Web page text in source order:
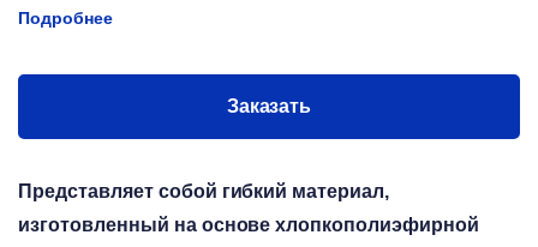
Подробнее
Заказать
Представляет собой гибкий материал,
изготовленный на основе хлопкополиэфирной